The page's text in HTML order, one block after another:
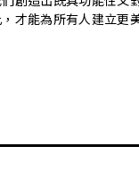
才能為所有人建立更